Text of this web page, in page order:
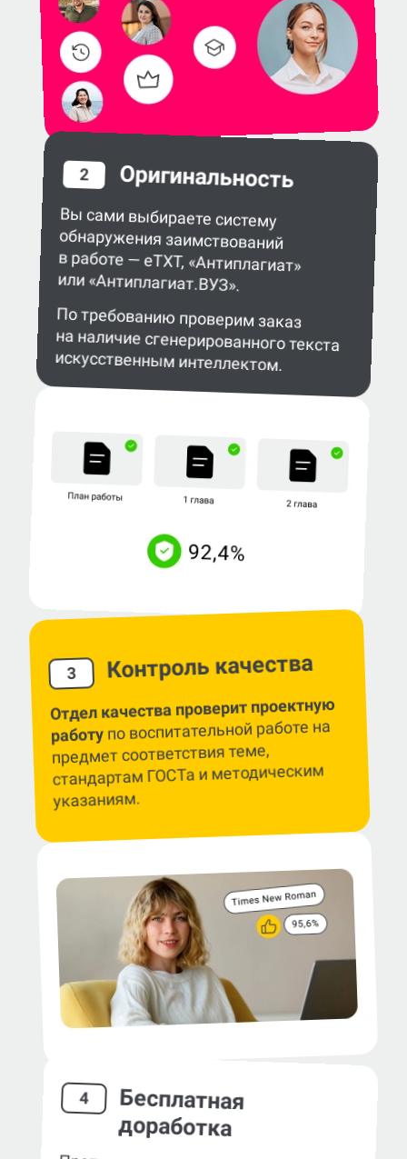
2 Оригинальность
Вы сами выбираете систему
обнаружения заимствований
в работе — eTXT, «Антиплагиат»
или «Антиплагиат.ВУЗ».
По требованию проверим заказ
на наличие сгенерированного текста
искусственным интеллектом.
3 Контроль качества
Отдел качества проверит проектную
работупо воспитательной работе на
предмет соответствия теме,
стандартам ГОСТа и методическим
указаниям.
4 Бесплатная
доработка